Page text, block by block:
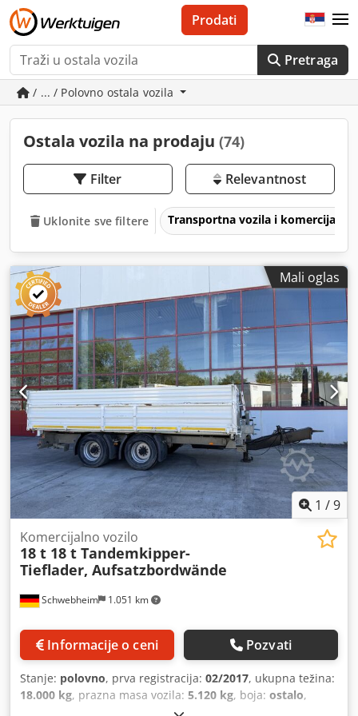
Pretraga
Prodati
/ ... / Polovno ostala vozila
Ostala vozila na prodaju (74)
Filter Relevantnost
Uklonite sve filtere Transportna vozila i komercijalna
Mali oglas
1 /9
Schwebheim 1.051 km
Komercijalno vozilo
18 t 18 t Tandemkipper-
Tieflader, Aufsatzbordwände
Informacije o ceni Pozvati
Stanje: polovno, prva registracija: 02/2017, ukupna težina:
18.000 kg, prazna masa vozila: 5.120 kg, boja: ostalo,
2 osovine